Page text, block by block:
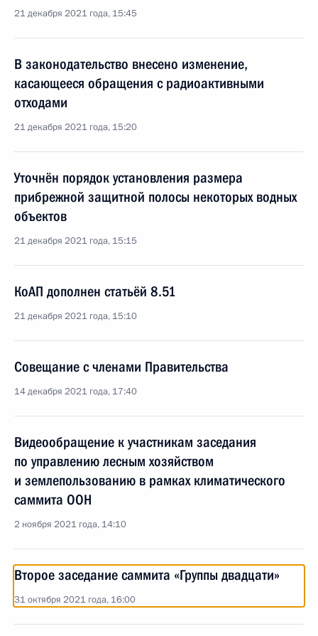
21 декабря 2021 года, 15:45
В законодательство внесено изменение,
касающееся обращения с радиоактивными
отходами
21 декабря 2021 года, 15:20
Уточнён порядок установления размера
прибрежной защитной полосы некоторых водных
объектов
21 декабря 2021 года, 15:15
КоАП дополнен статьёй 8.51
21 декабря 2021 года, 15:10
Совещание с членами Правительства
14 декабря 2021 года, 17:40
Видеообращение к участникам заседания
по управлению лесным хозяйством
и землепользованию в рамках климатического
саммита ООН
2 ноября 2021 года, 14:10
Второе заседание саммита «Группы двадцати»
31 октября 2021 года, 16:00